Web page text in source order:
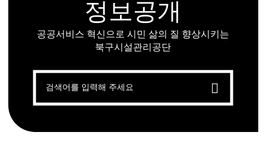
별
정보공개
공공서비스 혁신으로 시민 삶의 질 향상시키는
북구시설관리공단